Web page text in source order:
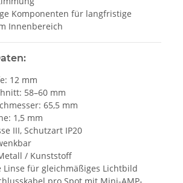
Komponenten für langfristige
Innenbereich
12 mm
58–60 mm
65,5 mm
1,5 mm
III, Schutzart IP20
/ Kunststoff
Linse für gleichmäßiges Lichtbild